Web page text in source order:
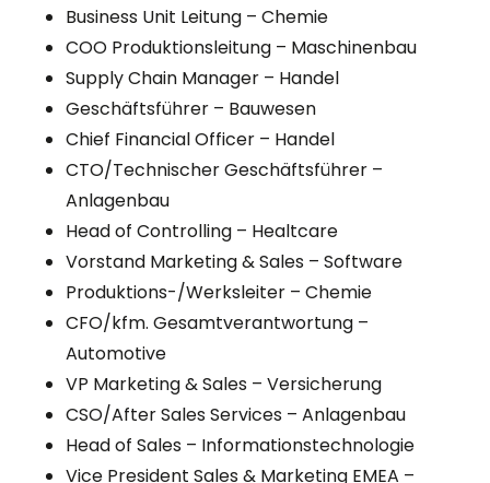
Business Unit Leitung – Chemie
COO Produktionsleitung – Maschinenbau
Supply Chain Manager – Handel
Geschäftsführer – Bauwesen
Chief Financial Officer – Handel
CTO/Technischer Geschäftsführer –
Anlagenbau
Head of Controlling – Healtcare
Vorstand Marketing & Sales – Software
Produktions-/Werksleiter – Chemie
CFO/kfm. Gesamtverantwortung –
Automotive
VP Marketing & Sales – Versicherung
CSO/After Sales Services – Anlagenbau
Head of Sales – Informationstechnologie
Vice President Sales & Marketing EMEA –